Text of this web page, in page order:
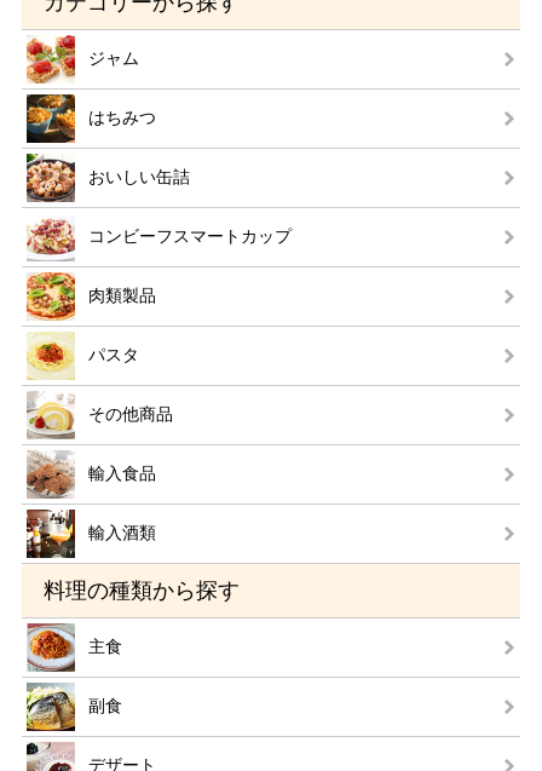
ジャム
はちみつ
おいしい缶詰
コンビーフスマートカップ
肉類製品
パスタ
その他商品
輸入食品
輸入酒類
料理の種類から探す
主食
副食
デザート